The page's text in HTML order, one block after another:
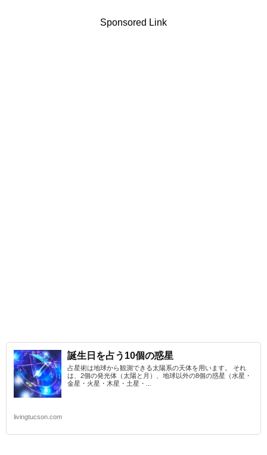
Sponsored Link
誕生日を占う10個の惑星
占星術は地球から観測できる太陽系の天体を用います。 それ
は、2個の発光体（太陽と月）、地球以外の8個の惑星（水星・
金星・火星・木星・土星・...
livingtucson.com